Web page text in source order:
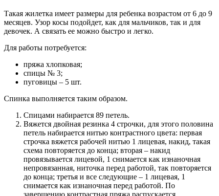
Такая жилетка имеет размеры для ребенка возрастом от 6 до 9
месяцев. Узор косы подойдет, как для мальчиков, так и для
девочек. А связать ее можно быстро и легко.
Для работы потребуется:
пряжа хлопковая;
спицы № 3;
пуговицы – 5 шт.
Спинка выполняется таким образом.
Спицами набирается 89 петель.
Вяжется двойная резинка 4 строчки, для этого половина
петель набирается нитью контрастного цвета: первая
строчка вяжется рабочей нитью 1 лицевая, накид, такая
схема повторяется до конца; вторая – накид
провязывается лицевой, 1 снимается как изнаночная
непровязанная, ниточка перед работой, так повторяется
до конца; третья и все следующие – 1 лицевая, 1
снимается как изнаночная перед работой. По